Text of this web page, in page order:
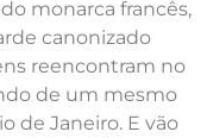
monarca francês,
canonizado
reencontram no
de um mesmo
de Janeiro. E vão